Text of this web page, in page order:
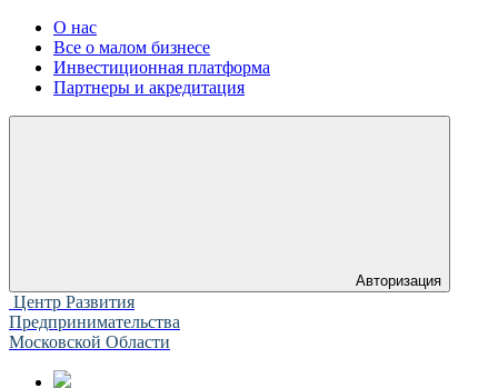
О нас
Все о малом бизнесе
Инвестиционная платформа
Партнеры и акредитация
Авторизация
Центр Развития
Предпринимательства
Московской Области